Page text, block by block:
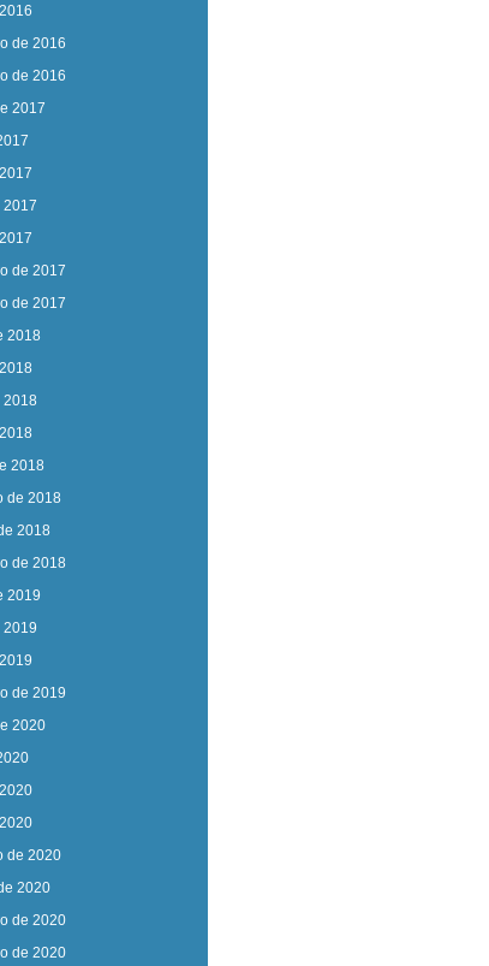
de 2016
de 2016
2017
2017
de 2017
de 2017
2018
2018
2018
de 2018
2018
de 2018
2019
2019
de 2019
2020
de 2020
2020
de 2020
de 2020